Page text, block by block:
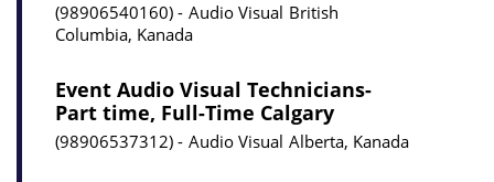
98906540160 Audio Visual British
Columbia, Kanada
Event Audio Visual Technicians-
Part time, Full-Time Calgary
98906537312 Audio Visual Alberta, Kanada